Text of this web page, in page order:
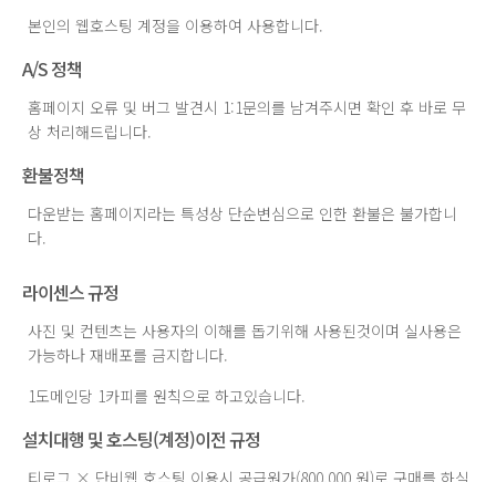
본인의 웹호스팅 계정을 이용하여 사용합니다.
A/S 정책
홈페이지 오류 및 버그 발견시 1:1문의를 남겨주시면 확인 후 바로 무
상 처리해드립니다.
환불정책
다운받는 홈페이지라는 특성상 단순변심으로 인한 환불은 불가합니
다.
라이센스 규정
사진 및 컨텐츠는 사용자의 이해를 돕기위해 사용된것이며 실사용은
가능하나 재배포를 금지합니다.
1도메인당 1카피를 원칙으로 하고있습니다.
설치대행 및 호스팅(계정)이전 규정